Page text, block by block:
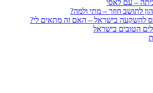
– עם לאסי
לתושב חוזר – מתי ולמה?
להשקעה בישראל – האם זה מתאים לי?
הטובים בישראל